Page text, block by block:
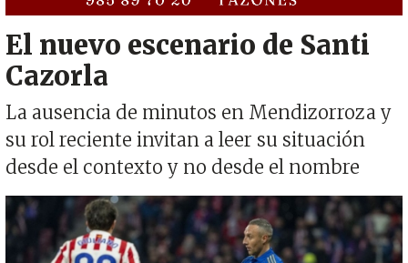
El nuevo escenario de Santi
Cazorla
La ausencia de minutos en Mendizorroza y
su rol reciente invitan a leer su situación
desde el contexto y no desde el nombre
Imagen